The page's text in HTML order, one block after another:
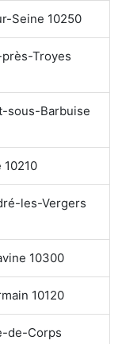
Seine 10250
Troyes
sous-Barbuise
les-Vergers
10300
10120
de-Corps